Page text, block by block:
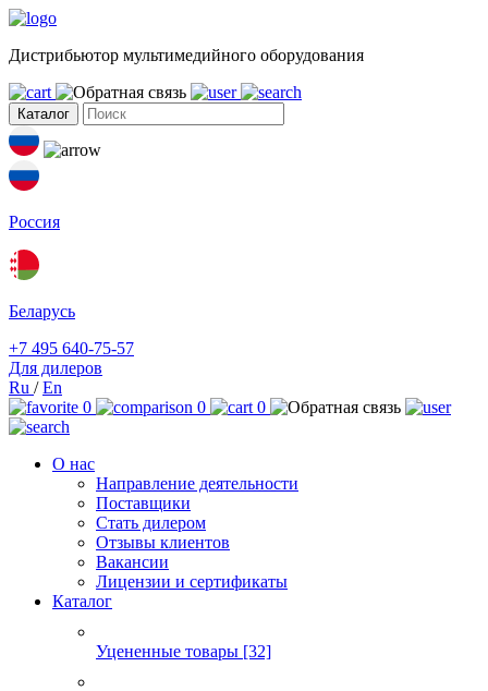
Дистрибьютор мультимедийного оборудования
Каталог
Россия
Беларусь
+7 495 640-75-57
Для дилеров
Ru /En
0
0 0
О нас
Направление деятельности
Поставщики
Стать дилером
Отзывы клиентов
Вакансии
Лицензии и сертификаты
Каталог
Уцененные товары [32]